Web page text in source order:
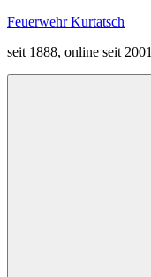
Zum
springen
Feuerwehr Kurtatsch
seit 1888, online seit 2001